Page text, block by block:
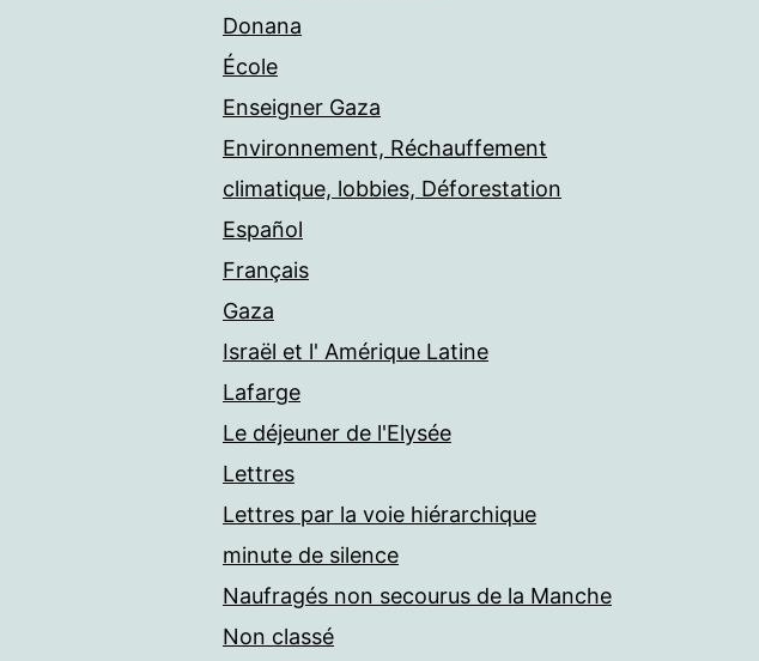
Donana
École
Enseigner Gaza
Environnement, Réchauffement
climatique, lobbies, Déforestation
Español
Français
Gaza
Israël et l' Amérique Latine
Lafarge
Le déjeuner de l'Elysée
Lettres
Lettres par la voie hiérarchique
minute de silence
Naufragés non secourus de la Manche
Non classé